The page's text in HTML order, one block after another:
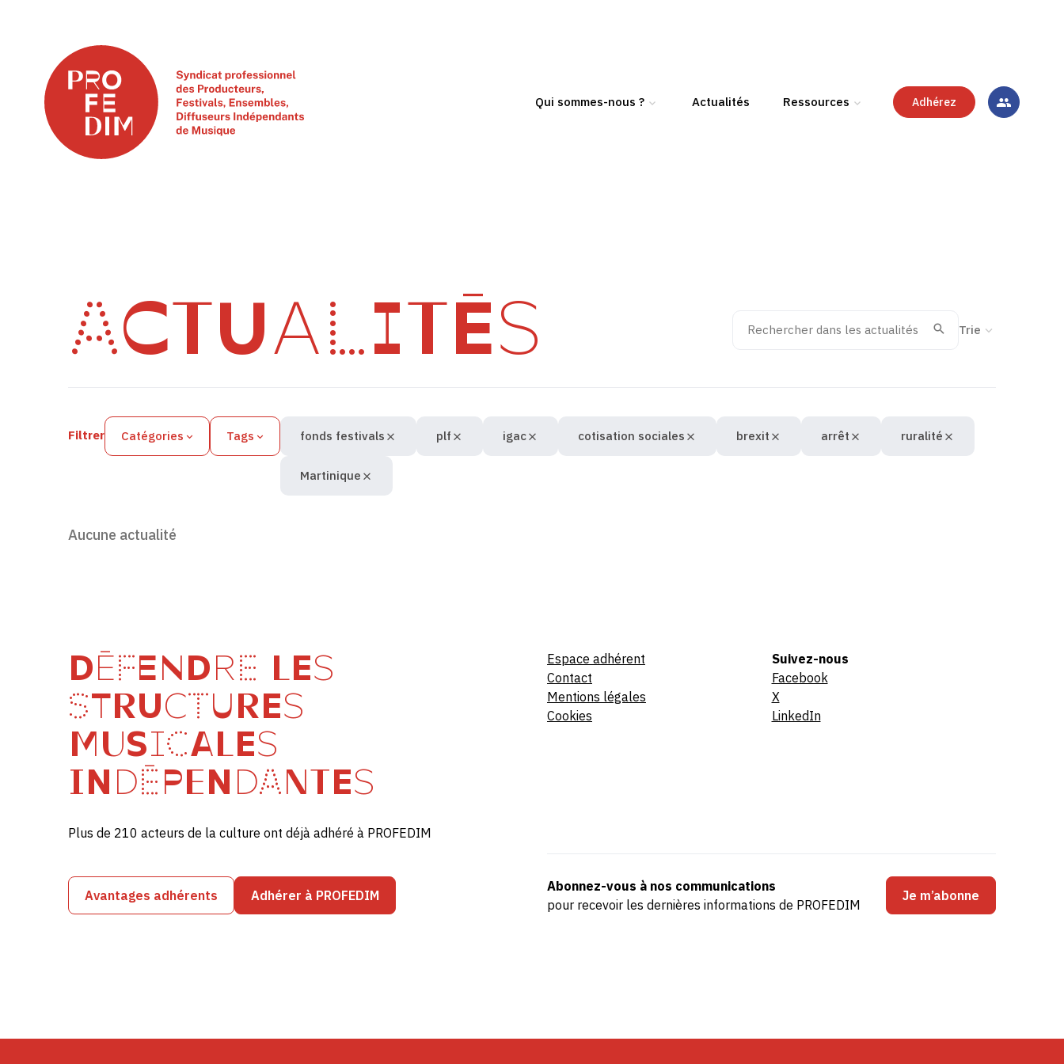
Qui sommes-nous ? Actualités Ressources Adhérez
ACTUALITÉS
Filtres des actualités
Recherche
ValiderTrier la recherche
Filtrer Catégories Tags fonds festivals plf igac cotisation sociales brexit arrêt ruralité
Martinique
Aucune actualité
DÉFENDRE LES
STRUCTURES
MUSICALES
INDÉPENDANTES
Plus de 210 acteurs de la culture ont déjà adhéré à PROFEDIM
Avantages adhérents Adhérer à PROFEDIM
Espace adhérent
Contact
Mentions légales
Cookies
Suivez-nous
Facebook
X
LinkedIn
Abonnez-vous à nos communications
pour recevoir les dernières informations de PROFEDIM
Je m’abonne